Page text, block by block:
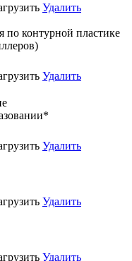
Удалить
по контурной пластике
Удалить
*
Удалить
Удалить
Удалить